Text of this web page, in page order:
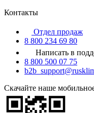
Контакты
Отдел продаж
8 800 234 69 80
Написать в
8 800 500 07 75
Скачайте наше